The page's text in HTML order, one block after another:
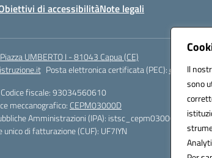
Il
sono
di accessibilitàNote legali
Piazza UMBERTO I - 81043 Capua (CE)
Posta elettronica certificata (PEC):
Codice fiscale: 93034560610
meccanografico: CEPM03000D
Amministrazioni (IPA): istsc_cepm03000d
unico di fatturazione (CUF): UF7IYN